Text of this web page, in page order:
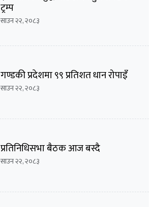
ट्रम्प
साउन २२, २०८३
गण्डकी प्रदेशमा ९९ प्रतिशत धान रोपाइँ
साउन २२, २०८३
प्रतिनिधिसभा बैठक आज बस्दै
साउन २२, २०८३